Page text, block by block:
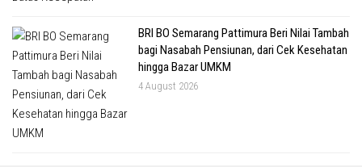
BRI BO Semarang Pattimura Beri Nilai Tambah
bagi Nasabah Pensiunan, dari Cek Kesehatan
hingga Bazar UMKM
4 August 2026